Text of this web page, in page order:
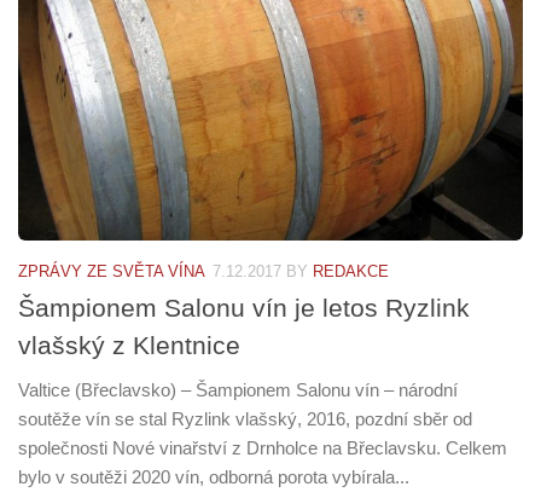
ZPRÁVY ZE SVĚTA VÍNA 7.12.2017 BY REDAKCE
Šampionem Salonu vín je letos Ryzlink
vlašský z Klentnice
Valtice (Břeclavsko) – Šampionem Salonu vín – národní
soutěže vín se stal Ryzlink vlašský, 2016, pozdní sběr od
společnosti Nové vinařství z Drnholce na Břeclavsku. Celkem
bylo v soutěži 2020 vín, odborná porota vybírala...